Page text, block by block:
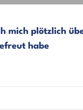
mich plötzlich
habe